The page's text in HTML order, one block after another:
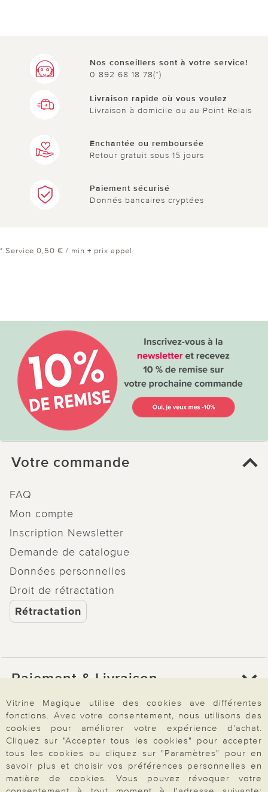
Nos conseillers sont à votre service!
0 892 68 18 78(*)
Livraison rapide où vous voulez
Livraison à domicile ou au Point Relais
Enchantée ou remboursée
Retour gratuit sous 15 jours
Paiement sécurisé
Donnés bancaires cryptées
* Service 0,50 € / min + prix appel
Votre commande
FAQ
Mon compte
Inscription Newsletter
Demande de catalogue
Données personnelles
Droit de rétractation
Rétractation
Paiement & Livraison
À propos de nous
Besoin d'aide?
Vitrine Magique utilise des cookies ave différentes
fonctions. Avec votre consentement, nous utilisons des
cookies pour améliorer votre expérience d'achat.
Cliquez sur "Accepter tous les cookies" pour accepter
tous les cookies ou cliquez sur "Paramètres" pour en
savoir plus et choisir vos préférences personnelles en
matière de cookies. Vous pouvez révoquer votre